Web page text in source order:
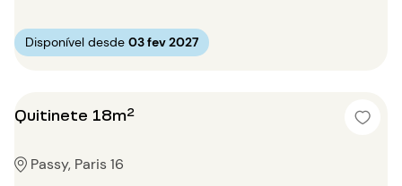
Disponível desde 03 fev 2027
Quitinete 18m²
Passy, Paris 16